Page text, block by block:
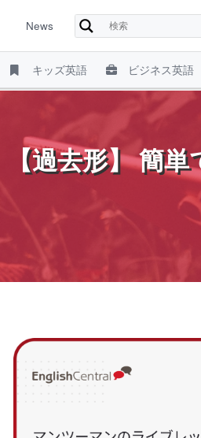
News
キッズ英語 ビジネス英語
【過去形】 簡